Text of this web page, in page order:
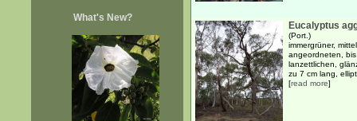
What's New?
Eucalyptus
(Port.)
immergrüner,
angeordneten,
lanzettlichen,
zu 7 cm lang,
[read more]